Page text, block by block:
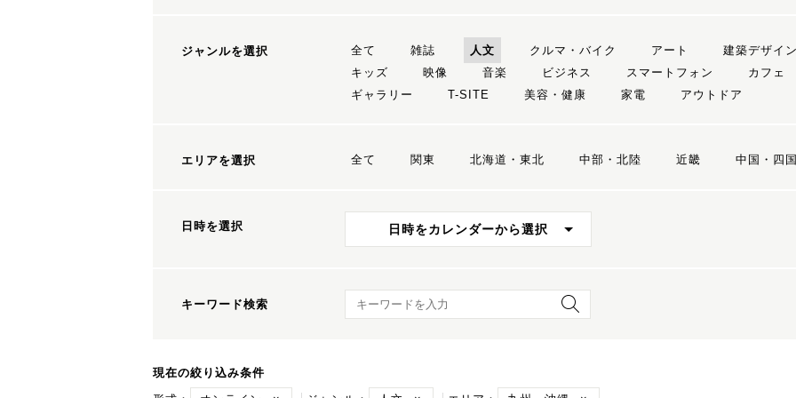
ジャンルを選択 全て 雑誌 人文 クルマ・バイク アート
建築デザイ
キッズ
映像 音楽 ビジネス スマートフォン
カフェ
ギャラリー
T-SITE 美容・健康 家電 アウトドア
エリアを選択 全て 関東 北海道・東北 中部・北陸 近畿 中国・四
日時を選択 日時をカレンダーから選択
キーワード検索 キーワード検索
現在の絞り込み条件